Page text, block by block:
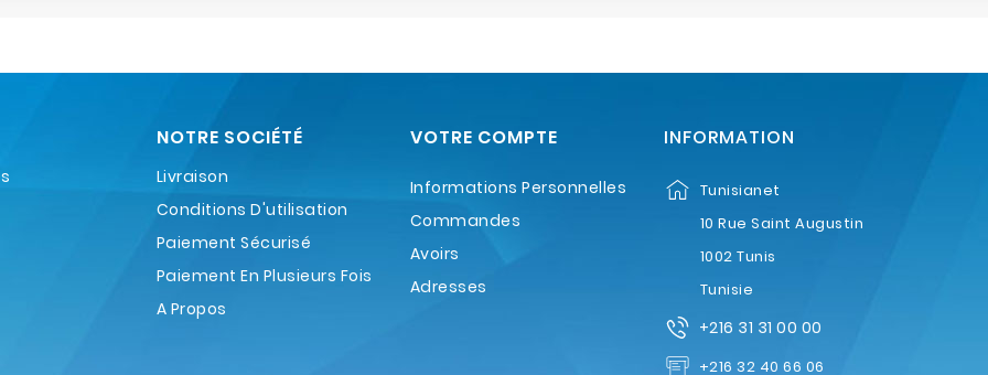
NOTRE SOCIÉTÉ
Livraison
Conditions D'utilisation
Paiement Sécurisé
Paiement En Plusieurs Fois
A Propos
VOTRE COMPTE
Informations Personnelles
Commandes
Avoirs
Adresses
INFORMATION
Tunisianet
10 Rue Saint Augustin
1002 Tunis
Tunisie
+216 31 31 00 00
+216 32 40 66 06